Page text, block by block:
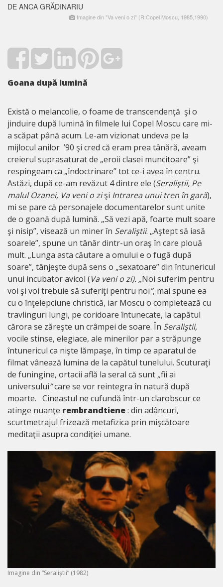
DE ANCA GRĂDINARIU
Imagine din "Va veni o zi" (R:Copel Moscu, 1985,1990)
Goana după lumină
Există o melancolie, o foame de transcendenţă şi o
jinduire după lumină în filmele lui Copel Moscu care mi-
a scăpat până acum. Le-am vizionat undeva pe la
mijlocul anilor ’90 şi cred că eram prea tânără, aveam
creierul suprasaturat de „eroii clasei muncitoare” şi
respingeam ca „îndoctrinare” tot ce-i avea în centru.
Astăzi, după ce-am revăzut 4 dintre ele (Seraliştii, Pe
malul Ozanei, Va veni o zişi Intrarea unui tren în gară),
mi se pare că personajele documentarelor sunt unite
de o goană după lumină. „Să vezi apă, foarte mult soare
şi nisip”, visează un miner în Seraliştii. „Aştept să iasă
soarele”, spune un tânăr dintr-un oraş în care plouă
mult. „Lunga asta căutare a omului e o fugă după
soare”, tânjeşte după sens o „sexatoare” din întunericul
unui incubator avicol (Va veni o zi). „Noi suferim pentru
voi şi voi trebuie să suferiţi pentru noi”, mai spune ea
cu o înţelepciune christică, iar Moscu o completează cu
travlinguri lungi, pe coridoare întunecate, la capătul
cărora se zăreşte un crâmpei de soare. În Seraliştii,
vocile stinse, elegiace, ale minerilor par a străpunge
întunericul ca nişte lămpaşe, în timp ce aparatul de
filmat vânează lumina de la capătul tunelului. Scuturaţi
de funingine, ortacii află la seral că sunt „fii ai
universului”care se vor reintegra în natură după
moarte. Cineastul ne cufundă într-un clarobscur ce
atinge nuanţe rembrandtiene: din adâncuri,
scurtmetrajul frizează metafizica prin mişcătoare
meditaţii asupra condiţiei umane.
Imagine din “Seraliștii” (1982)